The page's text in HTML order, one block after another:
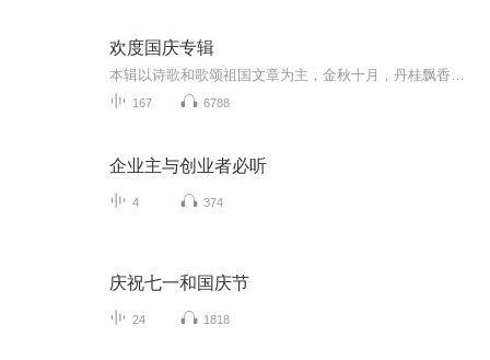
欢度国庆专辑
167 6788
企业主与创业者必听
4 374
庆祝七一和国庆节
24 1818